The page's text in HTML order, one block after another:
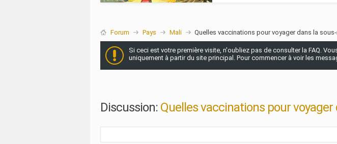
Forum Pays Mali Quelles vaccinations pour voyager dans la
Si ceci est votre première visite, n'oubliez pas de consulter la FAQ.
uniquement à partir du site principal. Pour commencer à voir les
Discussion: Quelles vaccinations pour voyager